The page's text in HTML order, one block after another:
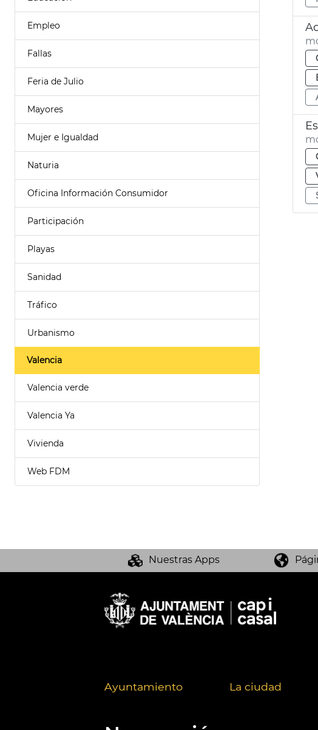
Empleo
Fallas
Feria de Julio
Mayores
Mujer e Igualdad
Naturia
Oficina Información Consumidor
Participación
Playas
Sanidad
Tráfico
Urbanismo
Valencia
Valencia verde
Valencia Ya
Vivienda
Web FDM
Nuestras Apps
Ayuntamiento La ciudad